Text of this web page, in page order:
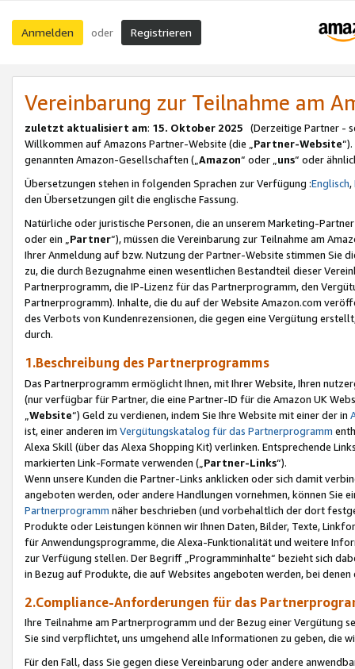
Anmelden oder Registrieren
Vereinbarung zur Teilnahme am
zuletzt aktualisiert am: 15. Oktober 2025 (Derzeitige Partner -
Willkommen auf Amazons Partner-Website (die „Partner-Website
genannten Amazon-Gesellschaften („Amazon“ oder „uns“ oder
Übersetzungen stehen in folgenden Sprachen zur Verfügung :Englisch,
den Übersetzungen gilt die englische Fassung.
Natürliche oder juristische Personen, die an unserem Marketing-
oder ein „Partner“), müssen die Vereinbarung zur Teilnahme am
Ihrer Anmeldung auf bzw. Nutzung der Partner-Website stimmen Sie
zu, die durch Bezugnahme einen wesentlichen Bestandteil dieser
Partnerprogramm, die IP-Lizenz für das Partnerprogramm, den
Partnerprogramm). Inhalte, die du auf der Website Amazon.com
des Verbots von Kundenrezensionen, die gegen eine Vergütung
durch.
1.Beschreibung des Partnerprogramms
Das Partnerprogramm ermöglicht Ihnen, mit Ihrer Website, Ihren
(nur verfügbar für Partner, die eine Partner-ID für die Amazon UK
Website“) Geld zu verdienen, indem Sie Ihre Website mit einer der in
ist, einer anderen im Vergütungskatalog für das Partnerprogramm
Alexa Skill (über das Alexa Shopping Kit) verlinken. Entsprechende
markierten Link-Formate verwenden („ Partner-Links“).
Wenn unsere Kunden die Partner-Links anklicken oder sich damit
angeboten werden, oder andere Handlungen vornehmen, können Sie
Partnerprogramm näher beschrieben (und vorbehaltlich der dort
Produkte oder Leistungen können wir Ihnen Daten, Bilder, Texte,
für Anwendungsprogramme, die Alexa-Funktionalität und weitere
zur Verfügung stellen. Der Begriff „Programminhalte“ bezieht sich
in Bezug auf Produkte, die auf Websites angeboten werden, bei
2.Compliance-Anforderungen für das
Ihre Teilnahme am Partnerprogramm und der Bezug einer Vergütung
Sie sind verpflichtet, uns umgehend alle Informationen zu geben, die
Für den Fall, dass Sie gegen diese Vereinbarung oder andere